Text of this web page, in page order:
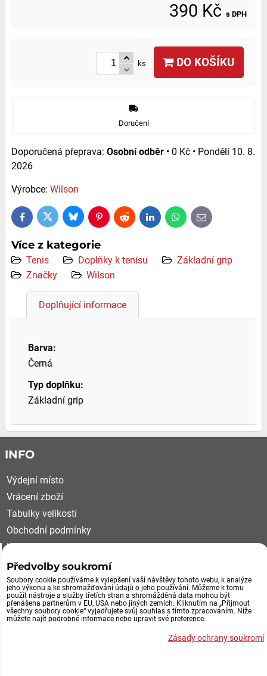
390 Kč s DPH
ks DO KOŠÍKU
Doručení
Osobní odběr • 0 Kč • Pondělí 10. 8.
2026
Výrobce: Wilson
FacebookTwitter BlueskyPinterestReddit LinkedInWhatsApp
E-
mail
Více z kategorie
Tenis Doplňky k tenisu
Základní grip
Značky
Wilson
Doplňující informace
Barva:
Černá
Typ doplňku:
Základní grip
INFO
Výdejní místo
Vrácení zboží
Tabulky velikostí
Obchodní podmínky
Kariéra
Reklamační řád
VÝDEJNÍ MÍSTO, VRÁCENÍ ZBOŽÍ
Průmyslová 492/29
Předvolby soukromí
Soubory cookie používáme k vylepšení vaší návštěvy tohoto webu, k analýze
jeho výkonu a ke shromažďování údajů o jeho používání. Můžeme k tomu
použít nástroje a služby třetích stran a shromážděná data mohou být
přenášena partnerům v EU, USA nebo jiných zemích. Kliknutím na „Přijmout
všechny soubory cookie“ vyjadřujete svůj souhlas s tímto zpracováním. Níže
můžete najít podrobné informace nebo upravit své preference.
Zásady ochrany soukromí